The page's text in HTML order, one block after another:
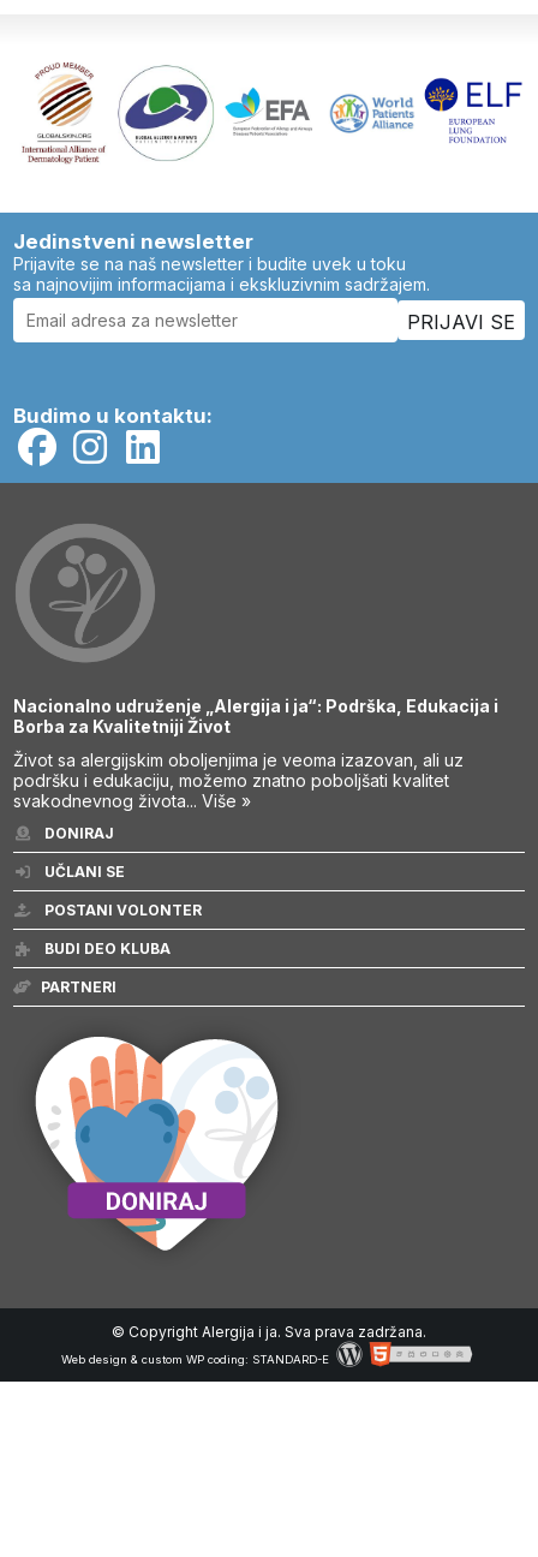
Jedinstveni newsletter
Prijavite se na naš newsletter i budite uvek u toku
sa najnovijim informacijama i ekskluzivnim sadržajem.
Budimo u kontaktu:
Nacionalno udruženje „Alergija i ja“: Podrška, Edukacija i
Borba za Kvalitetniji Život
Život sa alergijskim oboljenjima je veoma izazovan, ali uz
podršku i edukaciju, možemo znatno poboljšati kvalitet
svakodnevnog života...Više »
DONIRAJ
UČLANI SE
POSTANI VOLONTER
BUDI DEO KLUBA
PARTNERI
© Copyright Alergija i ja. Sva prava zadržana.
Web design & custom WP coding: STANDARD-E